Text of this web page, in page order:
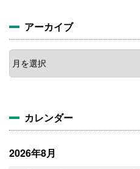
アーカイブ
ア
ー
カ
カレンダー
2026年8月